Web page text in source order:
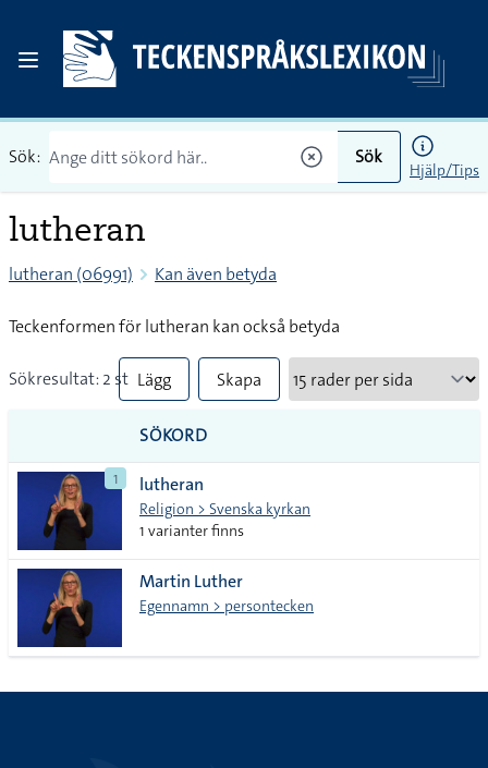
Sök: Sök
Hjälp/Tips
lutheran
lutheran (06991) Kan även betyda
Teckenformen för lutheran kan också betyda
Sökresultat: 2 st Lägg
till
alla i
lista
Skapa
SÖKORD
1 lutheran
Religion > Svenska kyrkan
1 varianter finns
Martin Luther
Egennamn > persontecken